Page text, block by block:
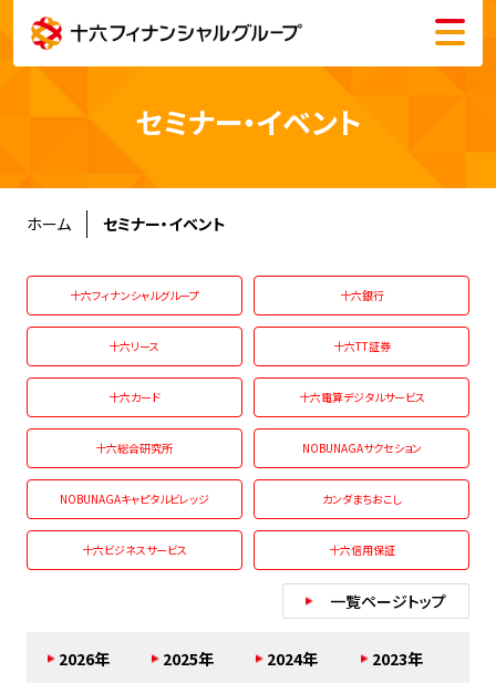
メニュー
会社情報
株主・投資家情報
サステナビリティ
採用情報
English
セミナー・イベント
ホーム セミナー・イベント
十六フィナンシャルグループ 十六銀行
十六リース 十六TT証券
十六カード 十六電算デジタルサービス
十六総合研究所 NOBUNAGAサクセション
NOBUNAGAキャピタルビレッジ カンダまちおこし
十六ビジネスサービス 十六信用保証
一覧ページトップ
2026年 2025年 2024年 2023年